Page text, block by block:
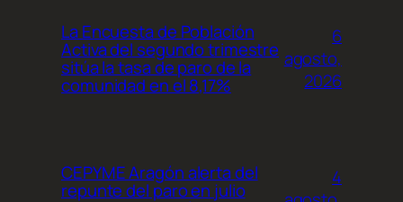
La Encuesta de Población
Activa del segundo trimestre
sitúa la tasa de paro de la
comunidad en el 8,17%
6
agosto,
2026
CEPYME Aragón alerta del
repunte del paro en julio
4